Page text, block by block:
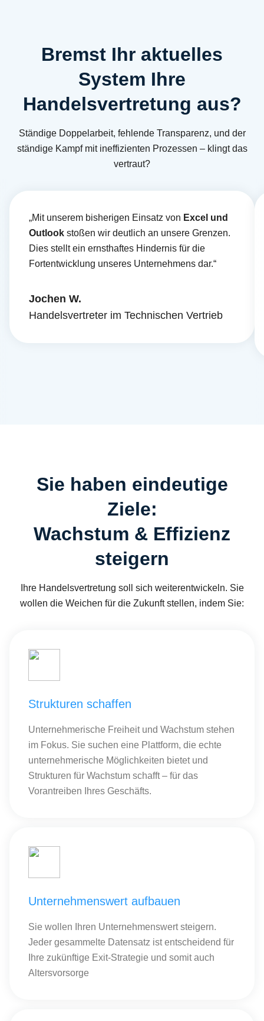
Bremst Ihr aktuelles
System Ihre
Handelsvertretung aus?
Ständige Doppelarbeit, fehlende Transparenz, und der
ständige Kampf mit ineffizienten Prozessen – klingt das
vertraut?
„Mit unserem bisherigen Einsatz von Excel und
Outlook stoßen wir deutlich an unsere Grenzen.
Dies stellt ein ernsthaftes Hindernis für die
Fortentwicklung unseres Unternehmens dar.“
Jochen W.
Handelsvertreter im Technischen Vertrieb
Sie haben eindeutige
Ziele:
Wachstum & Effizienz
steigern
Ihre Handelsvertretung soll sich weiterentwickeln. Sie
wollen die Weichen für die Zukunft stellen, indem Sie:
Strukturen schaffen
Unternehmerische Freiheit und Wachstum stehen
im Fokus. Sie suchen eine Plattform, die echte
unternehmerische Möglichkeiten bietet und
Strukturen für Wachstum schafft – für das
Vorantreiben Ihres Geschäfts.
Unternehmenswert aufbauen
Sie wollen Ihren Unternehmenswert steigern.
Jeder gesammelte Datensatz ist entscheidend für
Ihre zukünftige Exit-Strategie und somit auch
Altersvorsorge